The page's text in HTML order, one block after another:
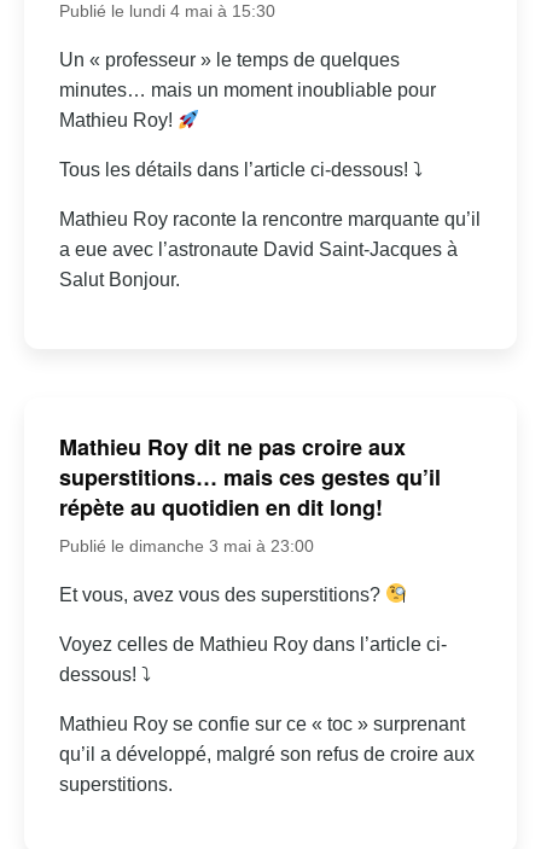
Publié le lundi 4 mai à 15:30
Un « professeur » le temps de quelques
minutes… mais un moment inoubliable pour
Mathieu Roy!
Tous les détails dans l’article ci-dessous! ⤵
Mathieu Roy raconte la rencontre marquante qu’il
a eue avec l’astronaute David Saint-Jacques à
Salut Bonjour.
Mathieu Roy dit ne pas croire aux
superstitions… mais ces gestes qu’il
répète au quotidien en dit long!
Publié le dimanche 3 mai à 23:00
Et vous, avez vous des superstitions?
Voyez celles de Mathieu Roy dans l’article ci-
dessous! ⤵
Mathieu Roy se confie sur ce « toc » surprenant
qu’il a développé, malgré son refus de croire aux
superstitions.